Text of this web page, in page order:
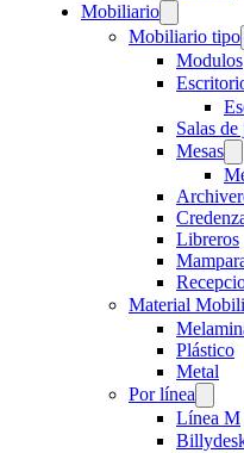
Mobiliario
Mobiliario tipo
Modulos
Salas de
Mesas
Libreros
Material
Plástico
Metal
Por línea
Línea M